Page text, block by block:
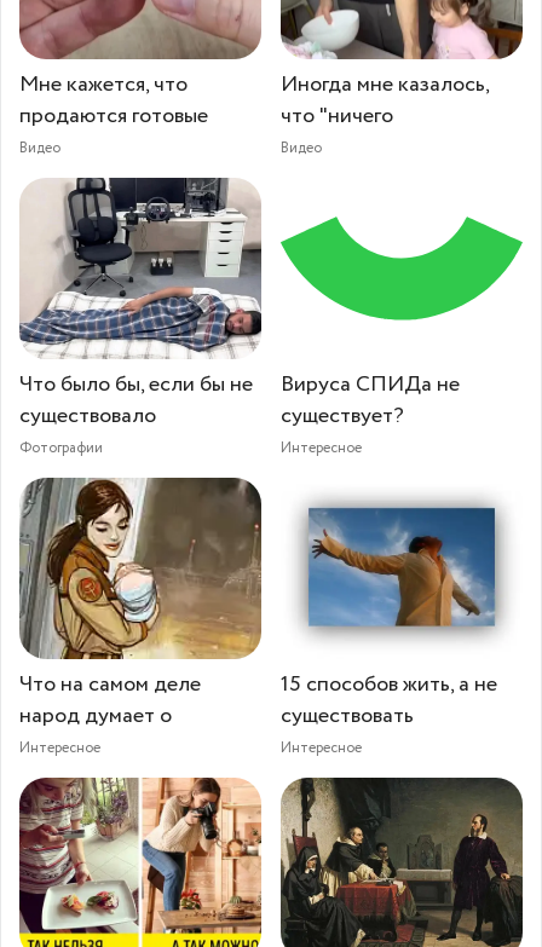
Мне кажется, что
продаются готовые
Видео
Иногда мне казалось,
что "ничего
Видео
Что было бы, если бы не
существовало
Фотографии
Вируса СПИДа не
существует?
Интересное
Что на самом деле
народ думает о
Интересное
15 способов жить, а не
существовать
Интересное